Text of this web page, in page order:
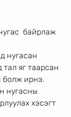
байрлаж
нугасан
яг таарсан
болж ирнэ.
нугасны
хэсэгт